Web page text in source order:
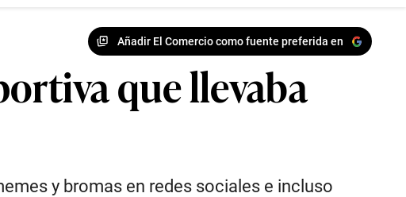
Añadir El Comercio como fuente preferida en
que llevaba
y bromas en redes sociales e incluso